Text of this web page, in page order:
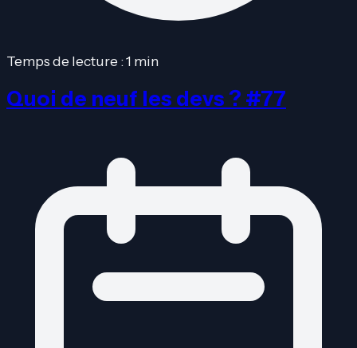
Temps de lecture : 1 min
Quoi de neuf les devs ? #77